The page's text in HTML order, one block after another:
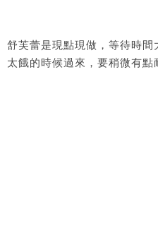
舒芙蕾是現點現做，等待時
太餓的時候過來，要稍微有點